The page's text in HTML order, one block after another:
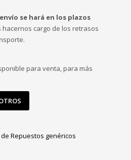
se hará en los plazos
cargo de los retrasos
para venta, para más
Repuestos genéricos